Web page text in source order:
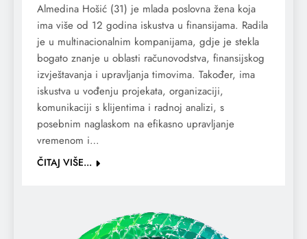
Almedina Hošić (31) je mlada poslovna žena koja
ima više od 12 godina iskustva u finansijama. Radila
je u multinacionalnim kompanijama, gdje je stekla
bogato znanje u oblasti računovodstva, finansijskog
izvještavanja i upravljanja timovima. Također, ima
iskustva u vođenju projekata, organizaciji,
komunikaciji s klijentima i radnoj analizi, s
posebnim naglaskom na efikasno upravljanje
vremenom i…
ČITAJ VIŠE...